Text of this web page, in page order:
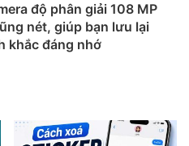
(bất kỳ gói nào). Chỉ cần
Tài khoản iCloud của
bảo mật và bật tính năng này
độ phân giải 108 MP
nét, giúp bạn lưu lại
khắc đáng nhớ